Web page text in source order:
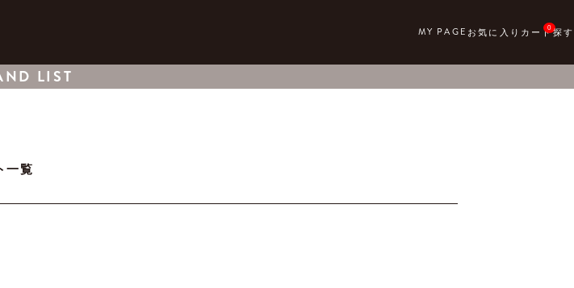
0
LIST
一覧